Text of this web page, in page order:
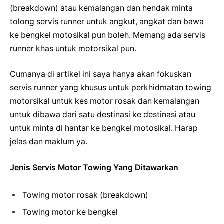
(breakdown) atau kemalangan dan hendak minta
tolong servis runner untuk angkut, angkat dan bawa
ke bengkel motosikal pun boleh. Memang ada servis
runner khas untuk motorsikal pun.
Cumanya di artikel ini saya hanya akan fokuskan
servis runner yang khusus untuk perkhidmatan towing
motorsikal untuk kes motor rosak dan kemalangan
untuk dibawa dari satu destinasi ke destinasi atau
untuk minta di hantar ke bengkel motosikal. Harap
jelas dan maklum ya.
Jenis Servis Motor Towing Yang Ditawarkan
Towing motor rosak (breakdown)
Towing motor ke bengkel